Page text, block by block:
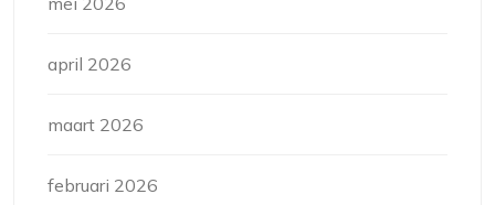
april 2026
maart 2026
februari 2026